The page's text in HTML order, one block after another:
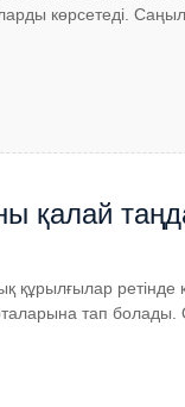
көрсетеді.
қалай
құрылғылар
тап